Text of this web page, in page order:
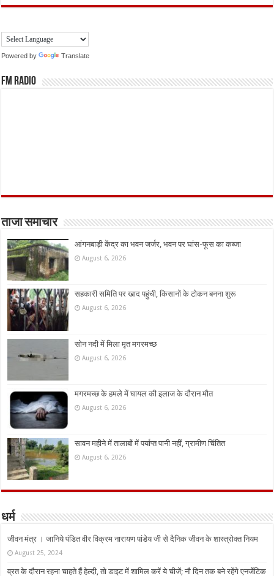
Powered by Translate
FM Radio
ताजा समाचार
आंगनबाड़ी केंद्र का भवन जर्जर, भवन पर घांस-फूस का कब्जा
August 6, 2026
सहकारी समिति पर खाद पहुंची, किसानों के टोकन बनना शुरू
August 6, 2026
सोन नदी में मिला मृत मगरमच्छ
August 6, 2026
मगरमच्छ के हमले में घायल की इलाज के दौरान मौत
August 6, 2026
सावन महीने में तालाबों में पर्याप्त पानी नहीं, ग्रामीण चिंतित
August 6, 2026
धर्म
जीवन मंत्र । जानिये पंडित वीर विक्रम नारायण पांडेय जी से दैनिक जीवन के शास्त्रोक्त नियम
August 25, 2024
व्रत के दौरान रहना चाहते हैं हेल्दी, तो डाइट में शामिल करें ये चीजें; नौ दिन तक बने रहेंगे एनर्जेटिक